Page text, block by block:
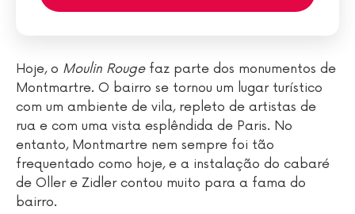
Hoje, o Moulin Rougefaz parte dos monumentos de
Montmartre. O bairro se tornou um lugar turístico
com um ambiente de vila, repleto de artistas de
rua e com uma vista esplêndida de Paris. No
entanto, Montmartre nem sempre foi tão
frequentado como hoje, e a instalação do cabaré
de Oller e Zidler contou muito para a fama do
bairro.